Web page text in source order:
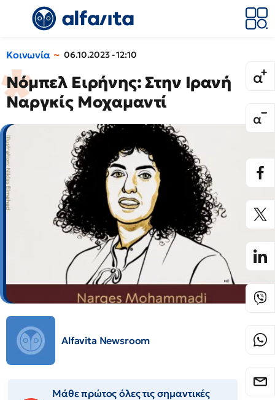
Κοινωνία 06.10.2023 - 12:10
Νόμπελ Ειρήνης: Στην Ιρανή
Ναργκίς Μοχαμαντί
Alfavita Newsroom
Μάθε πρώτος όλες τις σημαντικές